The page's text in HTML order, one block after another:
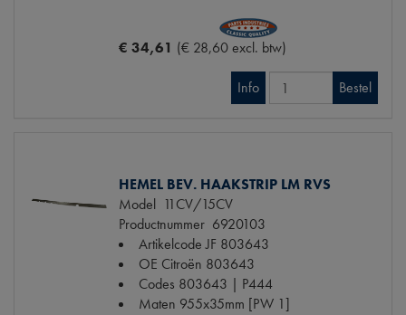
€ 34,61 (€ 28,60 excl. btw)
Info Bestel
HEMEL BEV. HAAKSTRIP LM RVS
Model 11CV/15CV
Productnummer 6920103
Artikelcode JF 803643
OE Citroën 803643
Codes 803643 | P444
Maten 955x35mm [PW 1]